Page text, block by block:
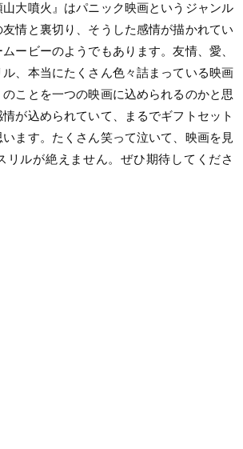
山大噴火』はパニック映画というジャンル
情と裏切り、そうした感情が描かれてい
ービーのようでもあります。友情、愛、
、本当にたくさん色々詰まっている映画
ことを一つの映画に込められるのかと思
が込められていて、まるでギフトセット
ます。たくさん笑って泣いて、映画を見
リルが絶えません。ぜひ期待してくださ